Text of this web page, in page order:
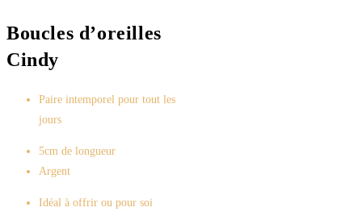
Boucles d’oreilles
Cindy
Paire intemporel pour tout les
jours
5cm de longueur
Argent
Idéal à offrir ou pour soi